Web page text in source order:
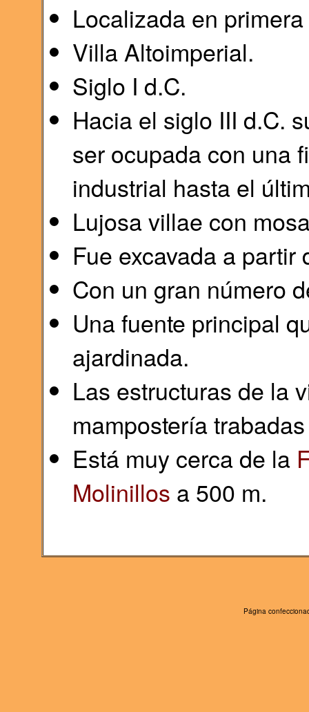
Localizada en
Villa Altoimperial.
Siglo I d.C.
Hacia el siglo III d.C.
ser ocupada con una
industrial hasta el
Lujosa villae con
Fue excavada a partir
Con un gran número
Una fuente principal
ajardinada.
Las estructuras de la
mampostería
Está muy cerca de la
Molinillos a 500 m.
Página